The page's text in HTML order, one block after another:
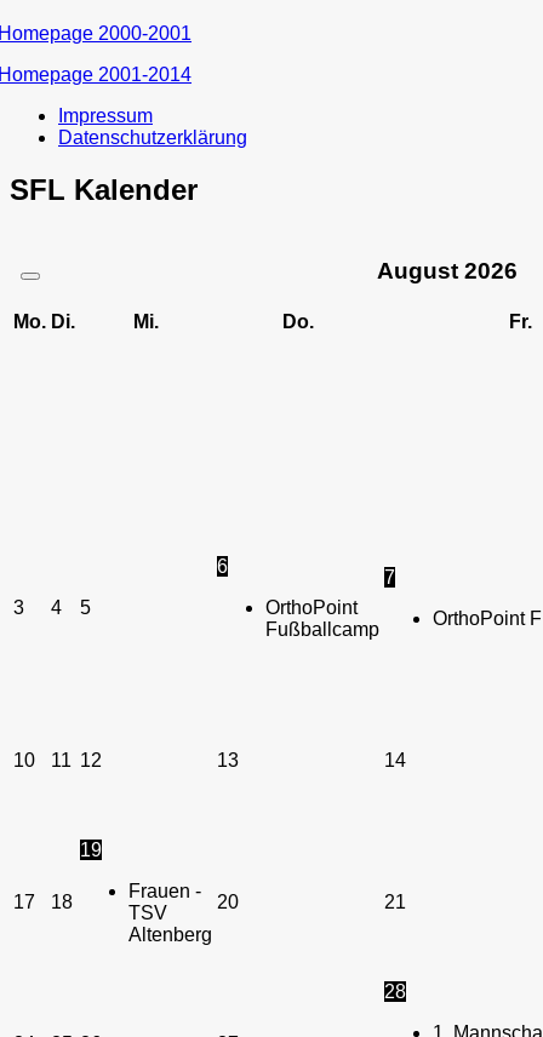
2000-2001
2001-2014
Impressum
Datenschutzerklärung
SFL Kalender
August 2026
Mo. Di. Mi. Do. Fr.
3 4 5
6
OrthoPoint
Fußballcamp
7
OrthoPoint
10 11 12 13 14
17 18
19
Frauen -
TSV
Altenberg
20 21
28
1.